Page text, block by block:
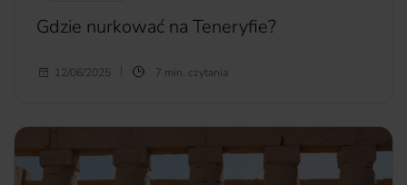
Gdzie nurkować na Teneryfie?
Wysokie temperatury, malownicze pasma górskie oraz
wypoczynku. Wśród nich jest wielu miłośników
nurkowania. Właśnie dlatego w tym artykule odpowiemy
na pytanie,
gdzie najlepiej nurkować na Teneryfie.
12/06/2025 7 min. czytania